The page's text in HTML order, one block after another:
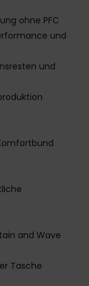
ohne PFC
und
und
and Wave
Tasche